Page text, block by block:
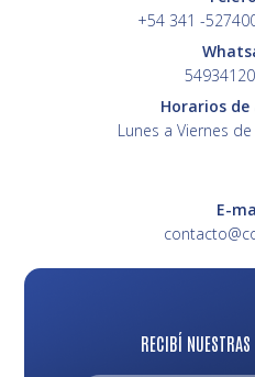
RECIBÍ NUESTRAS
+54 341 -
Horarios
Lunes a Viernes
E-